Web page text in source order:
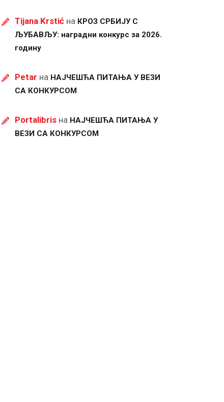
Tijana Krstić на КРОЗ СРБИЈУ С
ЉУБАВЉУ: наградни конкурс за 2026.
годину
Petar на НАЈЧЕШЋА ПИТАЊА У ВЕЗИ
СА КОНКУРСОМ
Portalibris на НАЈЧЕШЋА ПИТАЊА У
ВЕЗИ СА КОНКУРСОМ